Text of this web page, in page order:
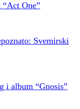
One”
Svemirski
i album “Gnosis”